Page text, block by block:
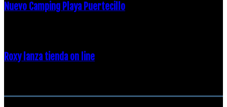
Nuevo Camping Playa Puertecillo
Roxy lanza tienda on line